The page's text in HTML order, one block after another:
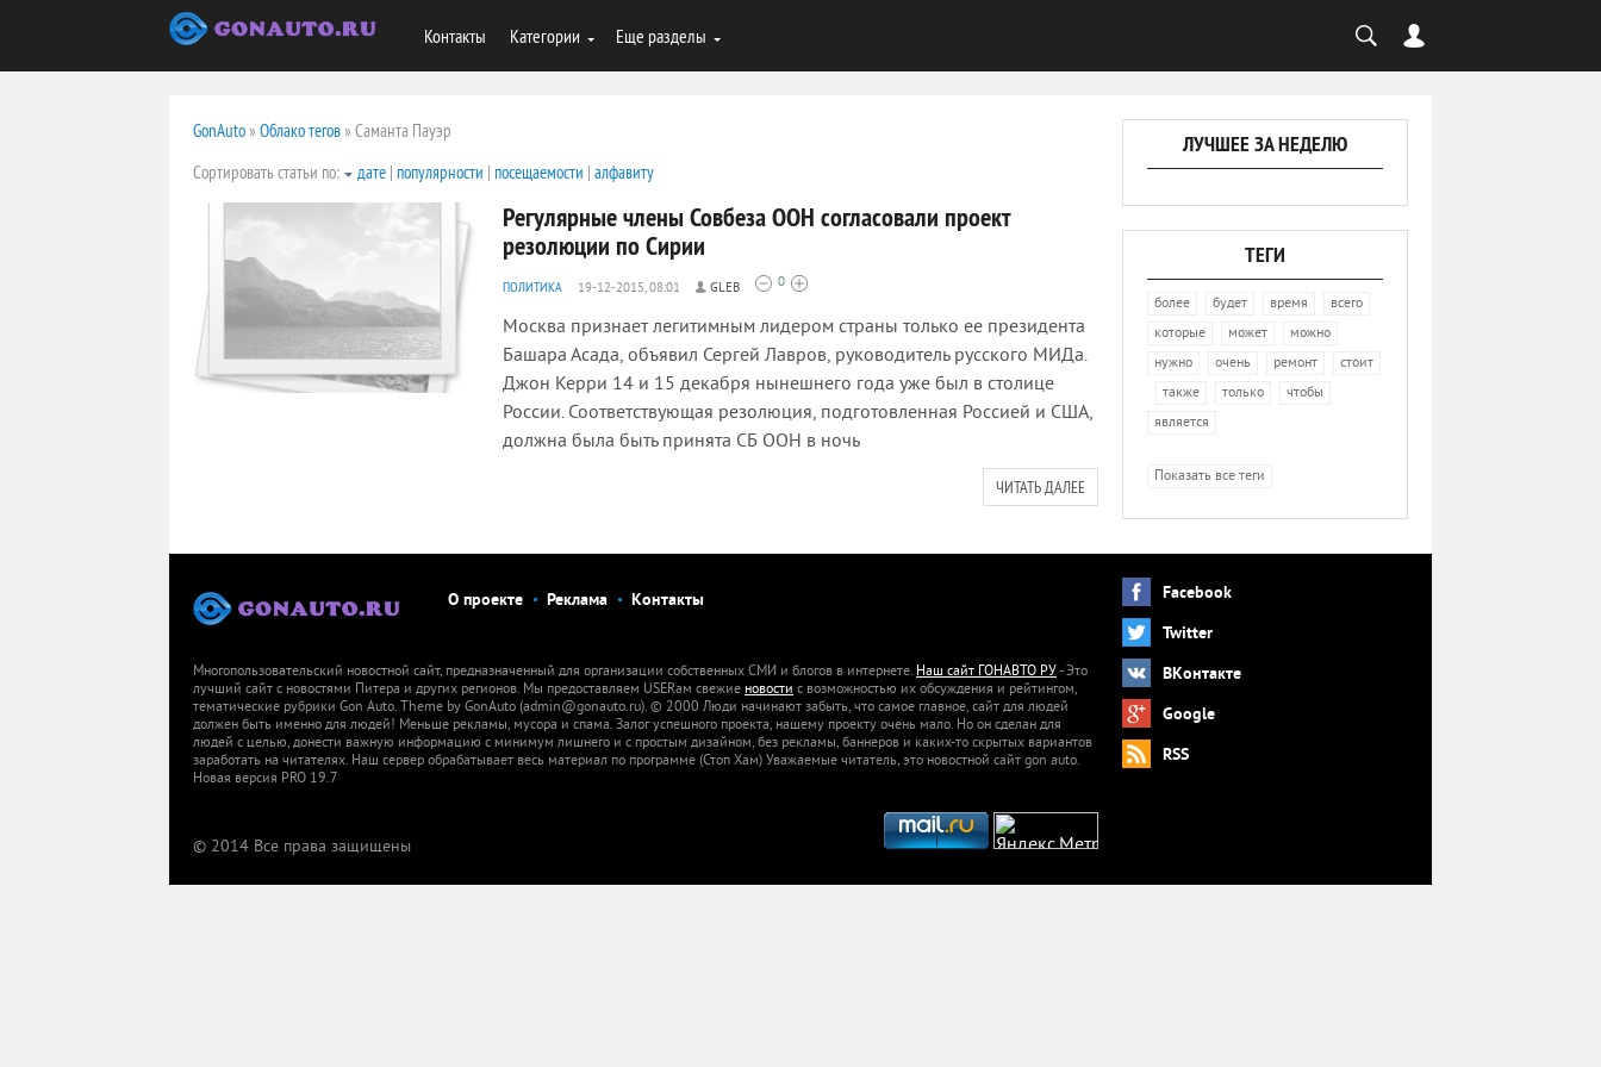
Контакты Категории Еще разделы
GonAuto» Облако тегов» Саманта Пауэр
Сортировать статьи по:
дате | популярности | посещаемости | алфавиту
Регулярные члены Совбеза ООН согласовали проект
резолюции по Сирии
ПОЛИТИКА 19-12-2015, 08:01 GLEB 0
Москва признает легитимным лидером страны только ее президента
Башара Асада, объявил Сергей Лавров, руководитель русского МИДа.
Джон Керри 14 и 15 декабря нынешнего года уже был в столице
России. Соответствующая резолюция, подготовленная Россией и США,
должна была быть принята СБ ООН в ночь
ЧИТАТЬ ДАЛЕЕ
ЛУЧШЕЕ ЗА НЕДЕЛЮ
ТЕГИ
более будет время всего
которые может можно
нужно очень ремонт стоит
также только чтобы
является
Показать все теги
О проекте Реклама Контакты
Многопользовательский новостной сайт, предназначенный для организации собственных СМИ и блогов в интернете. Наш сайт ГОНАВТО РУ- Это
лучший сайт с новостями Питера и других регионов. Мы предоставляем USERам свежие новости с возможностью их обсуждения и рейтингом,
тематические рубрики Gon Auto. Theme by GonAuto (admin@gonauto.ru). © 2000 Люди начинают забыть, что самое главное, сайт для людей
должен быть именно для людей! Меньше рекламы, мусора и спама. Залог успешного проекта, нашему проекту очень мало. Но он сделан для
людей с целью, донести важную информацию с минимум лишнего и с простым дизайном, без рекламы, баннеров и каких-то скрытых вариантов
заработать на читателях. Наш сервер обрабатывает весь материал по программе (Стоп Хам) Уважаемые читатель, это новостной сайт gon auto.
Новая версия PRO 19.7
© 2014 Все права защищены
Facebook
Twitter
ВКонтакте
Google
RSS